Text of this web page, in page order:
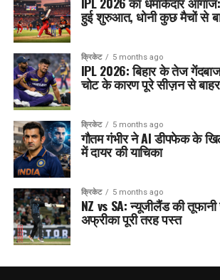
हुई शुरुआत, धोनी कुछ मैचों से
क्रिकेट 5 months ago
IPL 2026: बिहार के तेज
चोट के कारण पूरे सीज़न से बाहर
क्रिकेट 5 months ago
गौतम गंभीर ने AI डीपफेक के
में दायर की याचिका
क्रिकेट 5 months ago
NZ vs SA: न्यूजीलैंड की
अफ्रीका पूरी तरह पस्त